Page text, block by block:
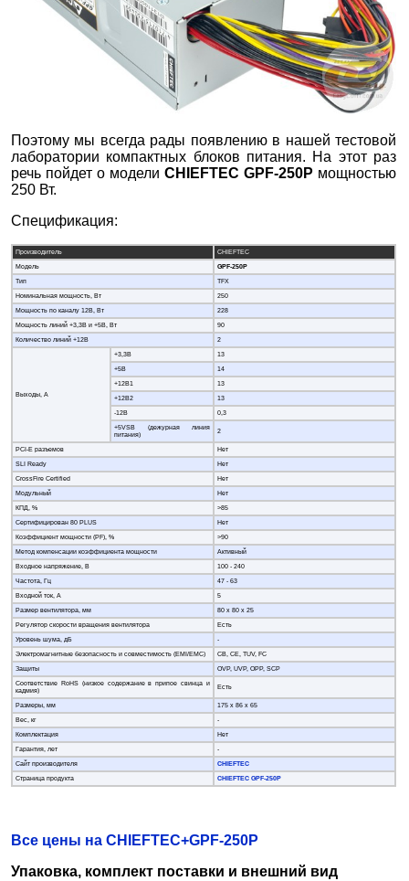
Поэтому мы всегда рады появлению в нашей тестовой
лаборатории компактных блоков питания. На этот раз
речь пойдет о моделиCHIEFTEC GPF-250P мощностью
250 Вт.
Спецификация:
Производитель
CHIEFTEC
Модель
GPF-250P
Тип
TFX
Номинальная мощность, Вт
250
Мощность по каналу 12В, Вт
228
Мощность линий +3,3В и +5В, Вт
90
Количество линий +12В
2
Выходы, А
+3,3В
13
+5В
14
+12В1
13
+12В2
13
-12В
0,3
+5VSB (дежурная линия
питания)
2
PCI-E разъемов
Нет
SLI Ready
Нет
CrossFire Certified
Нет
Модульный
Нет
КПД, %
>85
Сертифицирован 80 PLUS
Нет
Коэффициент мощности (PF), %
>90
Метод компенсации коэффициента мощности
Активный
Входное напряжение, В
100 - 240
Частота, Гц
47 - 63
Входной ток, А
5
Размер вентилятора, мм
80 х 80 х 25
Регулятор скорости вращения вентилятора
Есть
Уровень шума, дБ
-
Электромагнитные безопасность и совместимость (EMI/EMC)
CB, CE, TUV, FC
Защиты
OVP, UVP, OPP, SCP
Соответствие RoHS (низкое содержание в припое свинца и
кадмия)
Есть
Размеры, мм
175 х 86 х 65
Вес, кг
-
Комплектация
Нет
Гарантия, лет
-
Сайт производителя
CHIEFTEC
Страница продукта
CHIEFTEC GPF-250P
Все цены на CHIEFTEC+GPF-250P
Упаковка, комплект поставки и внешний вид